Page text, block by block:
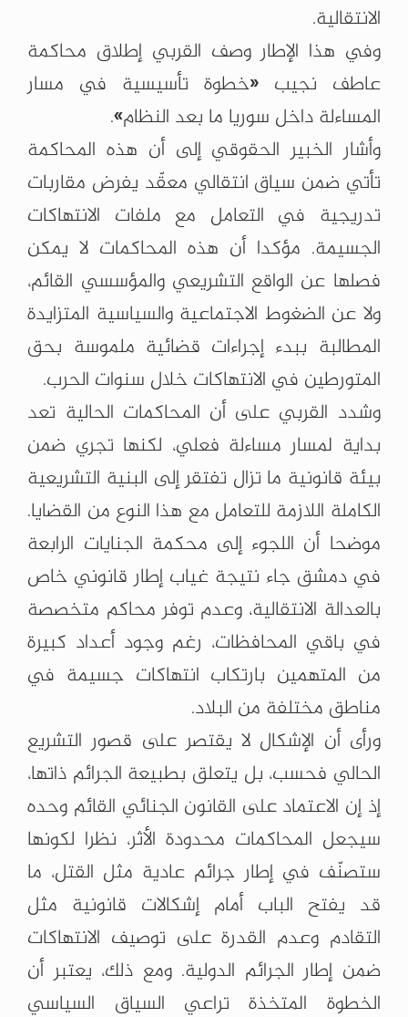
الانتقالية.
وفي هذا الإطار وصف القربي إطلاق محاكمة
عاطف نجيب «خطوة تأسيسية في مسار
المساءلة داخل سوريا ما بعد النظام».
وأشار الخبير الحقوقي إلى أن هذه المحاكمة
تأتي ضمن سياق انتقالي معقّد يفرض مقاربات
تدريجية في التعامل مع ملفات الانتهاكات
الجسيمة. مؤكدا أن هذه المحاكمات لا يمكن
فصلها عن الواقع التشريعي والمؤسسي القائم،
ولا عن الضغوط الاجتماعية والسياسية المتزايدة
المطالبة ببدء إجراءات قضائية ملموسة بحق
المتورطين في الانتهاكات خلال سنوات الحرب.
وشدد القربي على أن المحاكمات الحالية تعد
بداية لمسار مساءلة فعلي، لكنها تجري ضمن
بيئة قانونية ما تزال تفتقر إلى البنية التشريعية
الكاملة اللازمة للتعامل مع هذا النوع من القضايا.
موضحا أن اللجوء إلى محكمة الجنايات الرابعة
في دمشق جاء نتيجة غياب إطار قانوني خاص
بالعدالة الانتقالية، وعدم توفر محاكم متخصصة
في باقي المحافظات، رغم وجود أعداد كبيرة
من المتهمين بارتكاب انتهاكات جسيمة في
مناطق مختلفة من البلاد.
ورأى أن الإشكال لا يقتصر على قصور التشريع
الحالي فحسب، بل يتعلق بطبيعة الجرائم ذاتها،
إذ إن الاعتماد على القانون الجنائي القائم وحده
سيجعل المحاكمات محدودة الأثر، نظرا لكونها
ستصنّف في إطار جرائم عادية مثل القتل، ما
قد يفتح الباب أمام إشكالات قانونية مثل
التقادم وعدم القدرة على توصيف الانتهاكات
ضمن إطار الجرائم الدولية. ومع ذلك، يعتبر أن
الخطوة المتخذة تراعي السياق السياسي